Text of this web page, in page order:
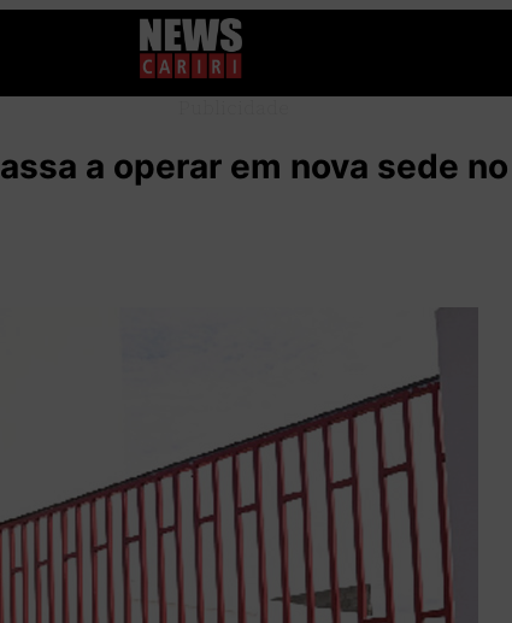
a operar em nova sede no